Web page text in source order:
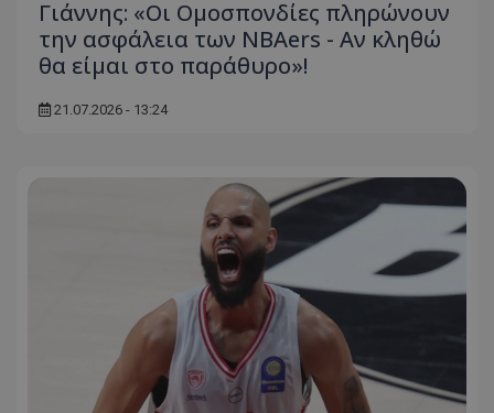
Γιάννης: «Οι Ομοσπονδίες πληρώνουν
την ασφάλεια των NBAers - Αν κληθώ
θα είμαι στο παράθυρο»!
21.07.2026 - 13:24